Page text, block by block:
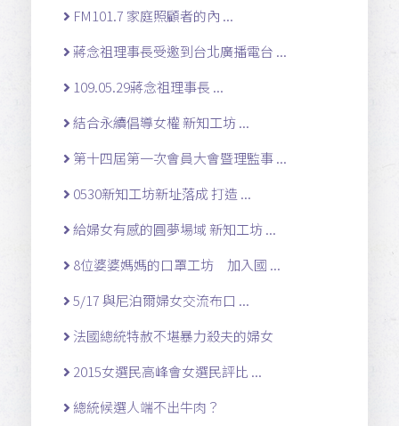
FM101.7 家庭照顧者的內 ...
蔣念祖理事長受邀到台北廣播電台 ...
109.05.29蔣念祖理事長 ...
結合永續倡導女權 新知工坊 ...
第十四屆第一次會員大會暨理監事 ...
0530新知工坊新址落成 打造 ...
給婦女有感的圓夢場域 新知工坊 ...
8位婆婆媽媽的口罩工坊 加入國 ...
5/17 與尼泊爾婦女交流布口 ...
法國總統特赦不堪暴力殺夫的婦女
2015女選民高峰會女選民評比 ...
總統候選人端不出牛肉？